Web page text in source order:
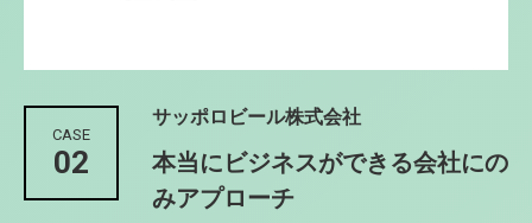
CASE
02
サッポロビール株式会社
本当にビジネスができる会社にの
みアプローチ